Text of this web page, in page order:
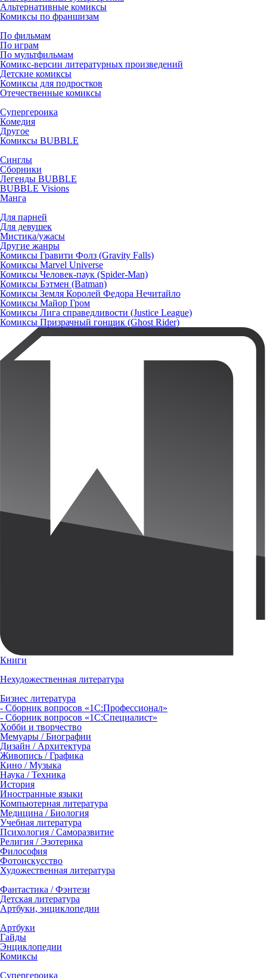
Альтернативные комиксы
Комиксы по франшизам
По фильмам
По играм
По мультфильмам
Комикс-версии литературных произведений
Детские комиксы
Комиксы для подростков
Отечественные комиксы
Супергероика
Комедия
Другое
Комиксы BUBBLE
Синглы
Сборники
Легенды BUBBLE
BUBBLE Visions
Манга
Для парней
Для девушек
Мистика/ужасы
Другие жанры
Комиксы Гравити Фолз (Gravity Falls)
Комиксы Marvel Universe
Комиксы Человек-паук (Spider-Man)
Комиксы Бэтмен (Batman)
Комиксы Земля Королей Федора Нечитайло
Комиксы Майор Гром
Комиксы Лига справедливости (Justice League)
Комиксы Призрачный гонщик (Ghost Rider)
Книги
Нехудожественная литература
Бизнес литература
- Сборник вопросов «1С:Профессионал»
- Сборник вопросов «1С:Специалист»
Хобби и творчество
Мемуары / Биографии
Дизайн / Архитектура
Живопись / Графика
Кино / Музыка
Наука / Техника
История
Иностранные языки
Компьютерная литература
Медицина / Биология
Учебная литература
Психология / Саморазвитие
Религия / Эзотерика
Философия
Фотоискусство
Художественная литература
Фантастика / Фэнтези
Детская литература
Артбуки, энциклопедии
Артбуки
Гайды
Энциклопедии
Комиксы
Супергероика